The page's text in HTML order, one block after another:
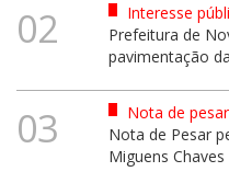
02
Interesse
Prefeitura de
pavimentação
03
Nota de pesar
Nota de Pesar
Miguens Chaves